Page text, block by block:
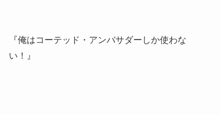
『俺はコーテッド・アンバサダーしか使わな
い！』